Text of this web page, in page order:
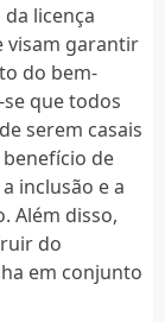
licença
visam garantir
do bem-
que todos
serem casais
de
inclusão e a
Além disso,
do
em conjunto